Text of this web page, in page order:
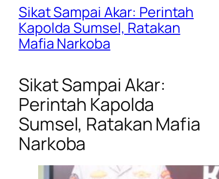
Sikat Sampai Akar: Perintah
Kapolda Sumsel, Ratakan
Mafia Narkoba
Sikat Sampai Akar:
Perintah Kapolda
Sumsel, Ratakan Mafia
Narkoba